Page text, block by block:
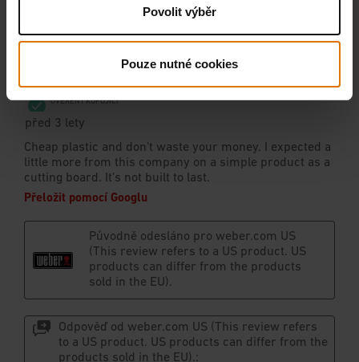
Povolit výběr
Pouze nutné cookies